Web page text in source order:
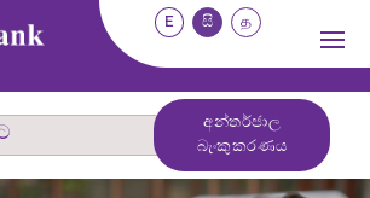
E සි த
අන්තර්ජාල
බැංකුකරණය